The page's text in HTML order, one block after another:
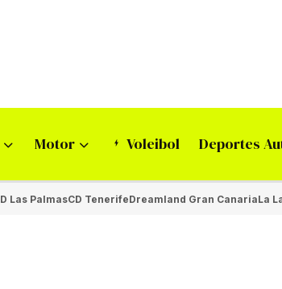
Motor Voleibol Deportes
Las PalmasCD TenerifeDreamland Gran CanariaLa